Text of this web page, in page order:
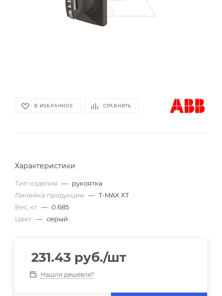
В ИЗБРАННОЕ СРАВНИТЬ
Характеристики
Тип изделия — рукоятка
Линейка продукции — T-MAX XT
Вес, кг — 0.685
Цвет.
— серый
231.43 руб./шт
Нашли дешевле?